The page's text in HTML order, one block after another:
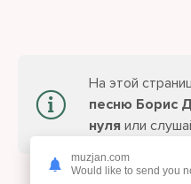
На этой
песню Борис
нуля или
muzjan.com
Would like to send you